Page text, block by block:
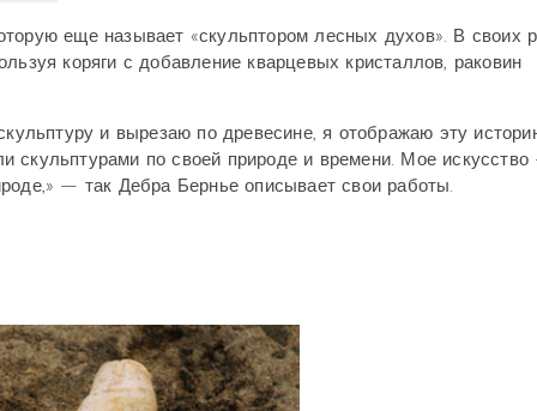
еще называет «скульптором лесных духов». В своих
коряги с добавление кварцевых кристаллов, раковин
и вырезаю по древесине, я отображаю эту
по своей природе и времени. Мое
— так Дебра Бернье описывает свои работы.